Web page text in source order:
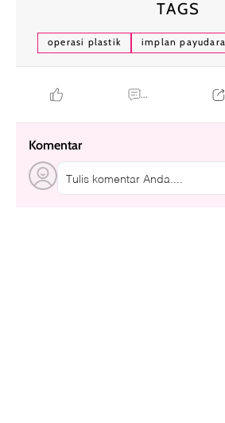
TAGS
operasi plastik implan payudara
...
Komentar
Tulis komentar Anda....